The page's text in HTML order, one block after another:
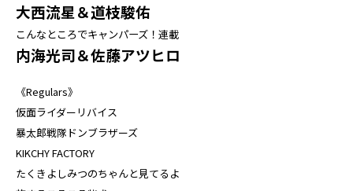
大西流星＆道枝駿佑
こんなところでキャンパーズ！連載
内海光司＆佐藤アツヒロ
《Regulars》
仮面ライダーリバイス
暴太郎戦隊ドンブラザーズ
KIKCHY FACTORY
たくきよしみつのちゃんと見てるよ